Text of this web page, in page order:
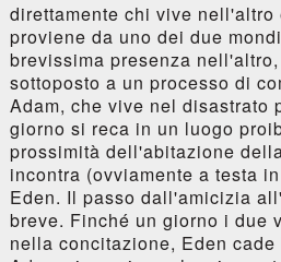
direttamente chi vive nell'altro
proviene da uno dei due
brevissima presenza
sottoposto a un processo di
Adam, che vive nel disastrato
giorno si reca in un luogo
prossimità dell'abitazione
incontra (ovviamente a testa
Eden. Il passo dall'amicizia
breve. Finché un giorno i due
nella concitazione, Eden